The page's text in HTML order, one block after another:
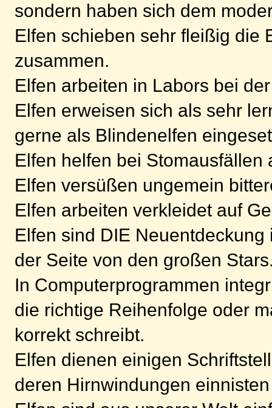
sondern haben sich dem
Elfen schieben sehr fleißig die
zusammen.
Elfen arbeiten in Labors bei
Elfen erweisen sich als sehr
gerne als Blindenelfen
Elfen helfen bei Stomausfällen
Elfen versüßen ungemein
Elfen arbeiten verkleidet auf
Elfen sind DIE
der Seite von den großen
In Computerprogrammen
die richtige Reihenfolge oder
korrekt schreibt.
Elfen dienen einigen
deren Hirnwindungen